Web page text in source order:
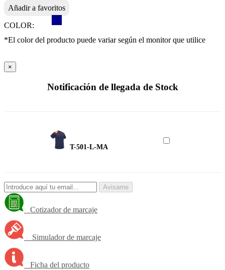
Añadir a favoritos
COLOR:
*El color del producto puede variar según el monitor que utilice
×
Notificación de llegada de Stock
T-501-L-MA
Avisame
Cotizador de marcaje
Simulador de marcaje
Ficha del producto